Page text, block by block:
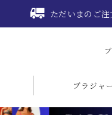
ただいまのご
ブラジャ